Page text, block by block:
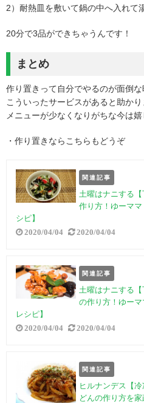
2）耐熱皿を敷いて鍋の中へ入れて
20分で3品ができちゃうんです！
まとめ
作り置きって自分でやるのが面倒な
こういったサービスがあると助かり
メニューが少なくなりがちな今は嬉
・作り置きならこちらもどうぞ
関連記事
土曜はナニする
作り方！ゆーマ
シピ】
2020/04/04 2020/04/04
関連記事
土曜はナニする
の作り方！ゆー
レシピ】
2020/04/04 2020/04/04
関連記事
ヒルナンデス【
どんの作り方を家